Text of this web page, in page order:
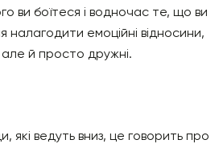
ви боїтеся і водночас те, що ви
емоційні відносини,
але й просто дружні.
які ведуть вниз, це говорить про